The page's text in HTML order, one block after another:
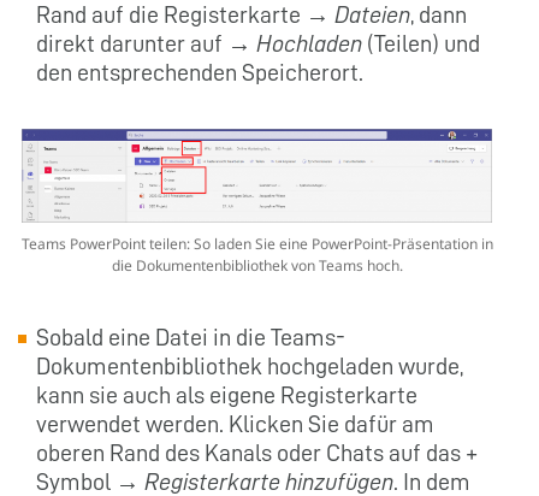
Rand auf die Registerkarte → Dateien , dann
direkt darunter auf → Hochladen (Teilen) und
den entsprechenden Speicherort.
Teams PowerPoint teilen: So laden Sie eine PowerPoint-Präsentation in
die Dokumentenbibliothek von Teams hoch.
Sobald eine Datei in die Teams-
Dokumentenbibliothek hochgeladen wurde,
kann sie auch als eigene Registerkarte
verwendet werden. Klicken Sie dafür am
oberen Rand des Kanals oder Chats auf das +
Symbol → Registerkarte hinzufügen . In dem